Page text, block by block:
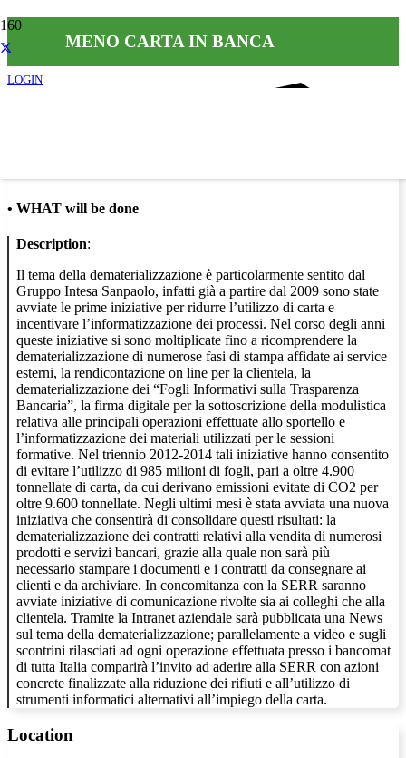
LOGIN
MENO CARTA IN BANCA
• WHAT will be done
Description:
Il tema della dematerializzazione è particolarmente sentito dal
Gruppo Intesa Sanpaolo, infatti già a partire dal 2009 sono state
avviate le prime iniziative per ridurre l’utilizzo di carta e
incentivare l’informatizzazione dei processi. Nel corso degli anni
queste iniziative si sono moltiplicate fino a ricomprendere la
dematerializzazione di numerose fasi di stampa affidate ai service
esterni, la rendicontazione on line per la clientela, la
dematerializzazione dei “Fogli Informativi sulla Trasparenza
Bancaria”, la firma digitale per la sottoscrizione della modulistica
relativa alle principali operazioni effettuate allo sportello e
l’informatizzazione dei materiali utilizzati per le sessioni
formative. Nel triennio 2012-2014 tali iniziative hanno consentito
di evitare l’utilizzo di 985 milioni di fogli, pari a oltre 4.900
tonnellate di carta, da cui derivano emissioni evitate di CO2 per
oltre 9.600 tonnellate. Negli ultimi mesi è stata avviata una nuova
iniziativa che consentirà di consolidare questi risultati: la
dematerializzazione dei contratti relativi alla vendita di numerosi
prodotti e servizi bancari, grazie alla quale non sarà più
necessario stampare i documenti e i contratti da consegnare ai
clienti e da archiviare. In concomitanza con la SERR saranno
avviate iniziative di comunicazione rivolte sia ai colleghi che alla
clientela. Tramite la Intranet aziendale sarà pubblicata una News
sul tema della dematerializzazione; parallelamente a video e sugli
scontrini rilasciati ad ogni operazione effettuata presso i bancomat
di tutta Italia comparirà l’invito ad aderire alla SERR con azioni
concrete finalizzate alla riduzione dei rifiuti e all’utilizzo di
strumenti informatici alternativi all’impiego della carta.
Location